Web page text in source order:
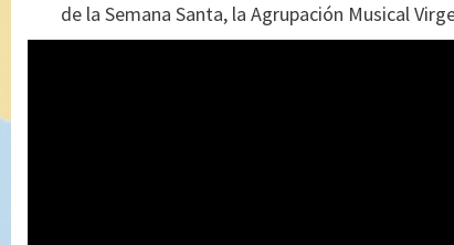
de la Semana Santa, la Agrupación Musical